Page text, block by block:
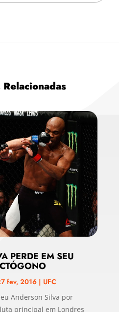
Relacionadas
PERDE EM SEU
fev, 2016| UFC
Anderson Silva por
principal em Londres